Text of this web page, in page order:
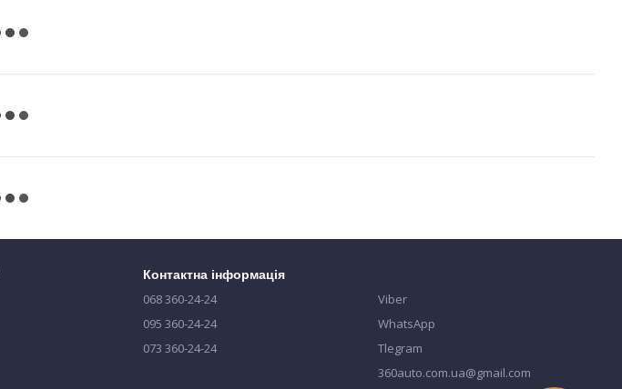
Контактна інформація
068 360-24-24
095 360-24-24
073 360-24-24
Viber
WhatsApp
Tlegram
360auto.com.ua@gmail.com